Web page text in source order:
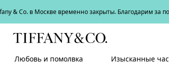
& Co. в Москве временно закрыты. Благодарим за
Любовь и помолвка Изысканные